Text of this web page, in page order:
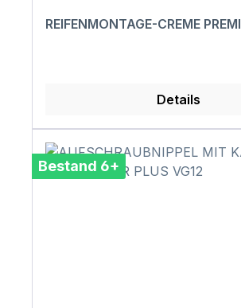
REIFENMONTAGE-CREME
Details
Bestand 6+